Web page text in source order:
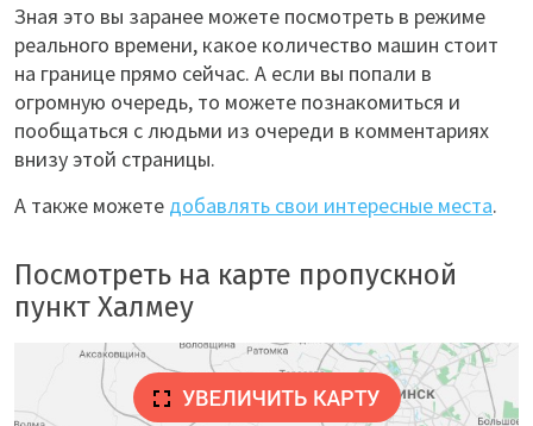
Зная это вы заранее можете посмотреть в режиме
реального времени, какое количество машин стоит
на границе прямо сейчас. А если вы попали в
огромную очередь, то можете познакомиться и
пообщаться с людьми из очереди в комментариях
внизу этой страницы.
А также можете добавлять свои интересные места.
Посмотреть на карте пропускной
пункт Халмеу